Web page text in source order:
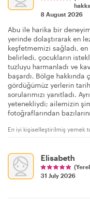
8 August 2026
Abu ile harika bir
yerinde dolaştırarak en
keşfetmemizi sağladı,
belirledi, çocukların
tuzluyu harmanladı ve
başardı. Bölge
gördüğümüz yerlerin
sorularımızı yanıtladı.
yetenekliydi; ailemizin
fotoğraflarından
En iyi kişiselleştirilmiş yemek
Elisabeth
31 July 2026